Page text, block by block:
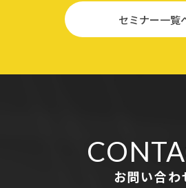
セミナー一覧
お問い合わ